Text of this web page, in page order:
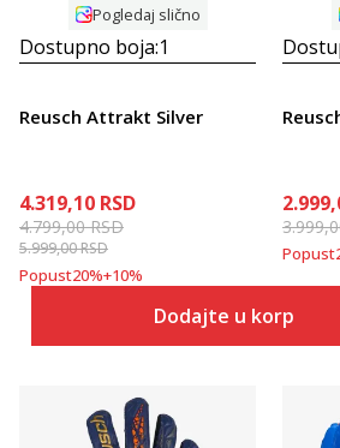
Pogledaj slično
Dostupno boja:1
Reusch Attrakt Silver
4.319,10 RSD
4.799,00RSD
5.999,00RSD
Popust20%+10%
Dodajte u korpu
Popust